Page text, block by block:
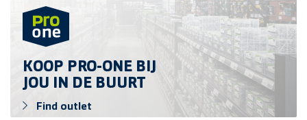
Find outlet
KOOP PRO-ONE BIJ
JOU IN DE BUURT
Find outlet